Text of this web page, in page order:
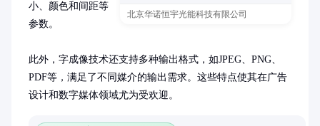
北京华诺恒宇光能科技有限公司
小、颜色和间距等
参数。
此外，字成像技术还支持多种输出格式，如JPEG、PNG、
PDF等，满足了不同媒介的输出需求。这些特点使其在广告
设计和数字媒体领域尤为受欢迎。